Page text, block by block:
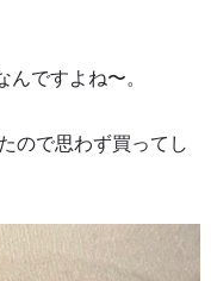
ですよね〜。
ので思わず買ってし